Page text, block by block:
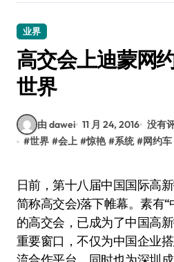
业界
高交会上迪蒙网
世界
由 dawei 11 月 24, 2016 没有
#世界 #会上 #惊艳 #系统 #网约车
日前，第十八届中国国际高新技术成果交易会(以下
简称高交会)落下帷幕。素有
的高交会，已成为了中国高
重要窗口，不仅为中国企业